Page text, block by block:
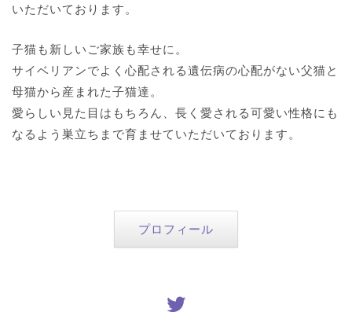
いただいております。
子猫も新しいご家族も幸せに。
サイベリアンでよく心配される遺伝病の心配がない父猫と
母猫から産まれた子猫達。
愛らしい見た目はもちろん、長く愛される可愛い性格にも
なるよう巣立ちまで育ませていただいております。
プロフィール